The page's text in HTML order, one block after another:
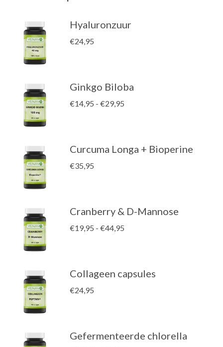
Hyaluronzuur
€24,95
Ginkgo Biloba
€14,95 - €29,95
€29,95
Curcuma Longa + Bioperine
€35,95
Cranberry & D-Mannose
€19,95 - €44,95
€44,95
Collageen capsules
€24,95
Gefermenteerde chlorella